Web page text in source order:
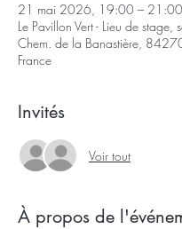
21 mai 2026, 19:00 – 21:00
Le Pavillon Vert - Lieu de
Chem. de la Banastière,
France
Invités
Voir tout
À propos de